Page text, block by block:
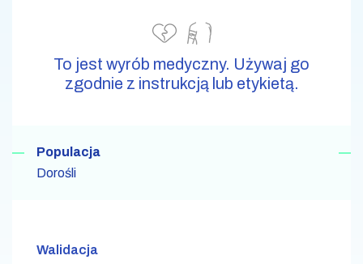
To jest wyrób medyczny. Używaj go
zgodnie z instrukcją lub etykietą.
Populacja
Dorośli
Walidacja